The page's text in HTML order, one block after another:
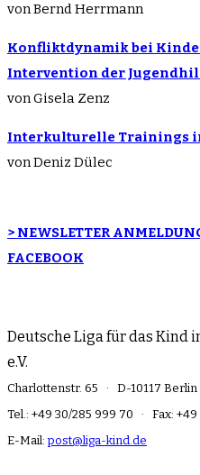
von Bernd Herrmann
Konfliktdynamik bei
Intervention der
von Gisela Zenz
Interkulturelle Trainings
von Deniz Dülec
> NEWSLETTER
FACEBOOK
Deutsche Liga für das Kind
e.V.
Charlottenstr. 65 · D-10117 Berlin
Tel.: +49 30/285 999 70 · Fax: +49
E-Mail:post@liga-kind.de